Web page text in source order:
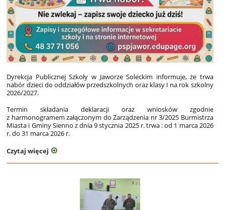
Dyrekcja Publicznej Szkoły w Jaworze Soleckim informuje, że trwa
nabór dzieci do oddziałów przedszkolnych oraz klasy I na rok szkolny
2026/2027.
Termin składania deklaracji oraz wniosków zgodnie
z harmonogramem załączonym do Zarządzenia nr 3/2025 Burmistrza
Miasta i Gminy Sienno z dnia 9 stycznia 2025 r. trwa : od 1 marca 2026
r. do 31 marca 2026 r.
Czytaj więcej